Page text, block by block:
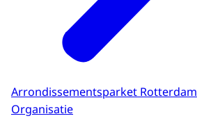
Arrondissementsparket Rotterdam
Organisatie